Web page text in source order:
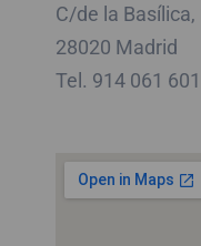
C/de la Basílica,
28020 Madrid
Tel. 914 061 601